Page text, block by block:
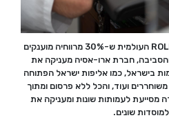
תוך אימוץ המסורת של חברת ROLEX העולמית ש-30% מרווחיה מוענקים
חברת ארו-אסיה מעניקה את
בישראל, כמו אליפות ישראל הפתוחה
ועוד, והכל ללא פרסום ומתוך
מסייעת לעמותות שונות ומעניקה את
שונים.